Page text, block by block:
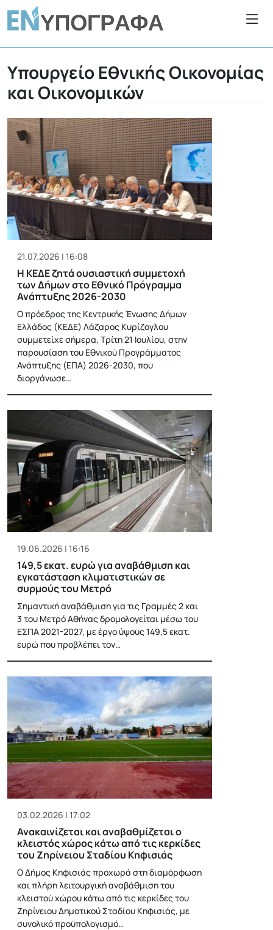
Υπουργείο Εθνικής Οικονομίας
και Οικονομικών
21.07.2026 | 16:08
Η ΚΕΔΕ ζητά ουσιαστική συμμετοχή
των Δήμων στο Εθνικό Πρόγραμμα
Ανάπτυξης 2026-2030
Ο πρόεδρος της Κεντρικής Ένωσης Δήμων
Ελλάδος (ΚΕΔΕ) Λάζαρος Κυρίζογλου
συμμετείχε σήμερα, Τρίτη 21 Ιουλίου, στην
παρουσίαση του Εθνικού Προγράμματος
Ανάπτυξης (ΕΠΑ) 2026-2030, που
διοργάνωσε…
19.06.2026 | 16:16
149,5 εκατ. ευρώ για αναβάθμιση και
εγκατάσταση κλιματιστικών σε
συρμούς του Μετρό
Σημαντική αναβάθμιση για τις Γραμμές 2 και
3 του Μετρό Αθήνας δρομολογείται μέσω του
ΕΣΠΑ 2021-2027, με έργο ύψους 149,5 εκατ.
ευρώ που προβλέπει τον…
03.02.2026 | 17:02
Ανακαινίζεται και αναβαθμίζεται ο
κλειστός χώρος κάτω από τις κερκίδες
του Ζηρίνειου Σταδίου Κηφισιάς
Ο Δήμος Κηφισιάς προχωρά στη διαμόρφωση
και πλήρη λειτουργική αναβάθμιση του
κλειστού χώρου κάτω από τις κερκίδες του
Ζηρίνειου Δημοτικού Σταδίου Κηφισιάς, με
συνολικό προϋπολογισμό…